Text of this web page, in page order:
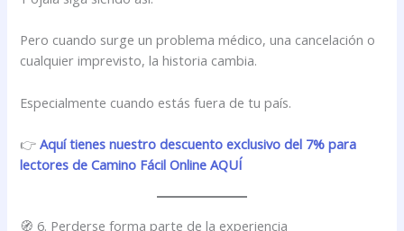
Pero cuando surge un problema médico, una cancelación o
cualquier imprevisto, la historia cambia.
Especialmente cuando estás fuera de tu país.
👉 Aquí tienes nuestro descuento exclusivo del 7% para
lectores de Camino Fácil Online AQUÍ
🧭 6. Perderse forma parte de la experiencia